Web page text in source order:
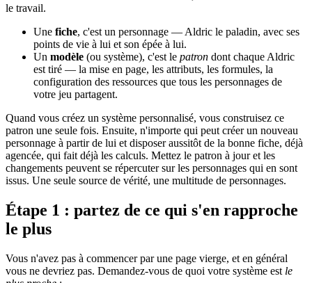
le travail.
Une fiche, c'est un personnage — Aldric le paladin, avec ses
points de vie à lui et son épée à lui.
Un modèle (ou système), c'est le patron dont chaque Aldric
est tiré — la mise en page, les attributs, les formules, la
configuration des ressources que tous les personnages de
votre jeu partagent.
Quand vous créez un système personnalisé, vous construisez ce
patron une seule fois. Ensuite, n'importe qui peut créer un nouveau
personnage à partir de lui et disposer aussitôt de la bonne fiche, déjà
agencée, qui fait déjà les calculs. Mettez le patron à jour et les
changements peuvent se répercuter sur les personnages qui en sont
issus. Une seule source de vérité, une multitude de personnages.
Étape 1 : partez de ce qui s'en rapproche
le plus
Vous n'avez pas à commencer par une page vierge, et en général
vous ne devriez pas. Demandez-vous de quoi votre système est le